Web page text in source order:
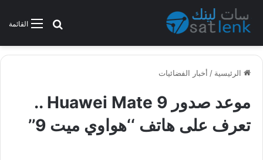
القائمةبحث عن
الرئيسية / أخبار الفضائيات
موعد صدور Huawei Mate 9 ..
تعرف على هاتف ‘‘هواوي ميت 9’’